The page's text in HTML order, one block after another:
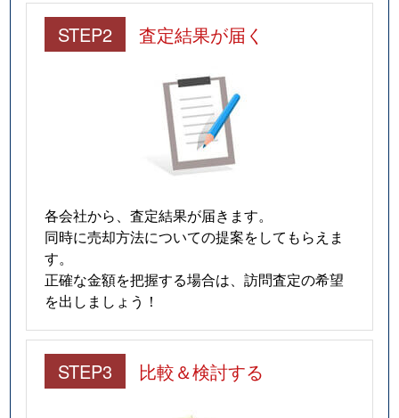
STEP2 査定結果が届く
各会社から、査定結果が届きます。
同時に売却方法についての提案をしてもらえま
す。
正確な金額を把握する場合は、訪問査定の希望
を出しましょう！
STEP3 比較＆検討する